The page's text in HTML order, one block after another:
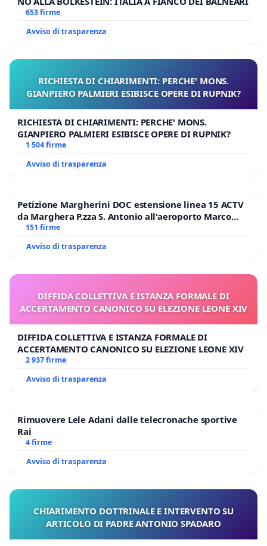
653 firme
Avviso di trasparenza
RICHIESTA DI CHIARIMENTI: PERCHE' MONS.
GIANPIERO PALMIERI ESIBISCE OPERE DI RUPNIK?
RICHIESTA DI CHIARIMENTI: PERCHE' MONS.
GIANPIERO PALMIERI ESIBISCE OPERE DI RUPNIK?
1 504 firme
Avviso di trasparenza
Petizione Margherini DOC estensione linea 15 ACTV
da Marghera P.zza S. Antonio all'aeroporto Marco
Polo tariffa a € 1,50
151 firme
Avviso di trasparenza
DIFFIDA COLLETTIVA E ISTANZA FORMALE DI
ACCERTAMENTO CANONICO SU ELEZIONE LEONE XIV
DIFFIDA COLLETTIVA E ISTANZA FORMALE DI
ACCERTAMENTO CANONICO SU ELEZIONE LEONE XIV
2 937 firme
Avviso di trasparenza
Rimuovere Lele Adani dalle telecronache sportive
Rai
4 firme
Avviso di trasparenza
CHIARIMENTO DOTTRINALE E INTERVENTO SU
ARTICOLO DI PADRE ANTONIO SPADARO